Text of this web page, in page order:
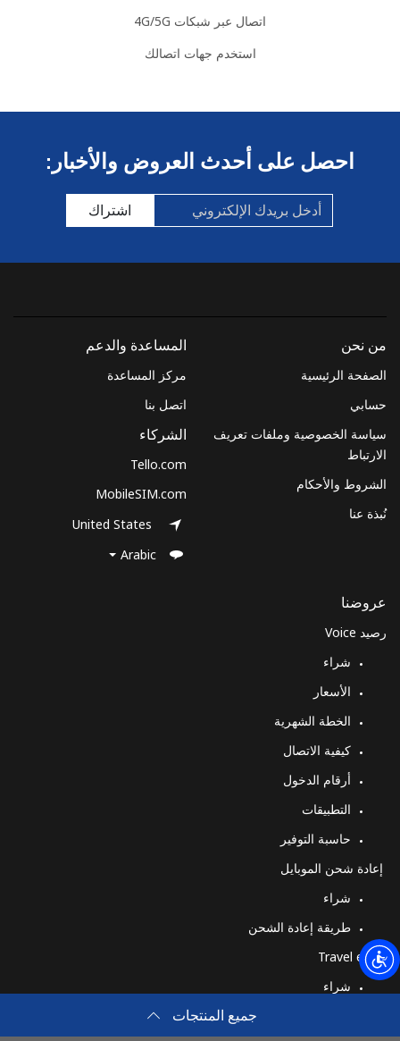
اتصال عبر شبكات 4G/5G
استخدم جهات اتصالك
احصل على أحدث العروض والأخبار:
اشتراك
جميع المنتجات
من نحن
الصفحة الرئيسية
حسابي
سياسة الخصوصية وملفات تعريف
الارتباط
الشروط والأحكام
نُبذة عنا
عروضنا
رصيد Voice
شراء
الأسعار
الخطة الشهرية
كيفية الاتصال
أرقام الدخول
التطبيقات
حاسبة التوفير
إعادة شحن الموبايل
شراء
طريقة إعادة الشحن
Travel eSIM
شراء
المساعدة والدعم
مركز المساعدة
اتصل بنا
الشركاء
Tello.com
MobileSIM.com
United States
Arabic